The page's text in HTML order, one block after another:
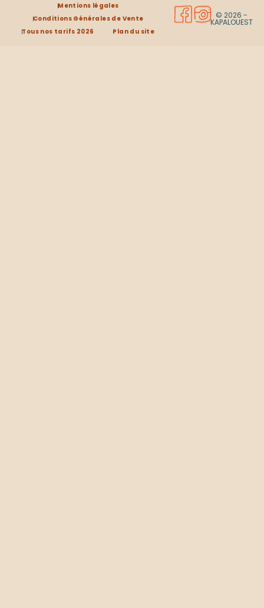
Mentions légales
Conditions Générales de Vente
Tous nos tarifs 2026
Plan du site
© 2026 -
KAPALOUEST